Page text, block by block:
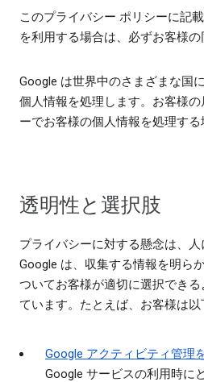
このプライバシー ポリシーに記
を利用する場合は、必ずお客様の
Google は世界中のさまざまな国
個人情報を処理します。お客様
ーでお客様の個人情報を処理する
透明性と選択肢
プライバシーに対する懸念は、人
Google は、収集する情報を明ら
ついてお客様が適切に選択でき
ています。たとえば、お客様は
Google アクティビティ管理
Google サービスの利用時に